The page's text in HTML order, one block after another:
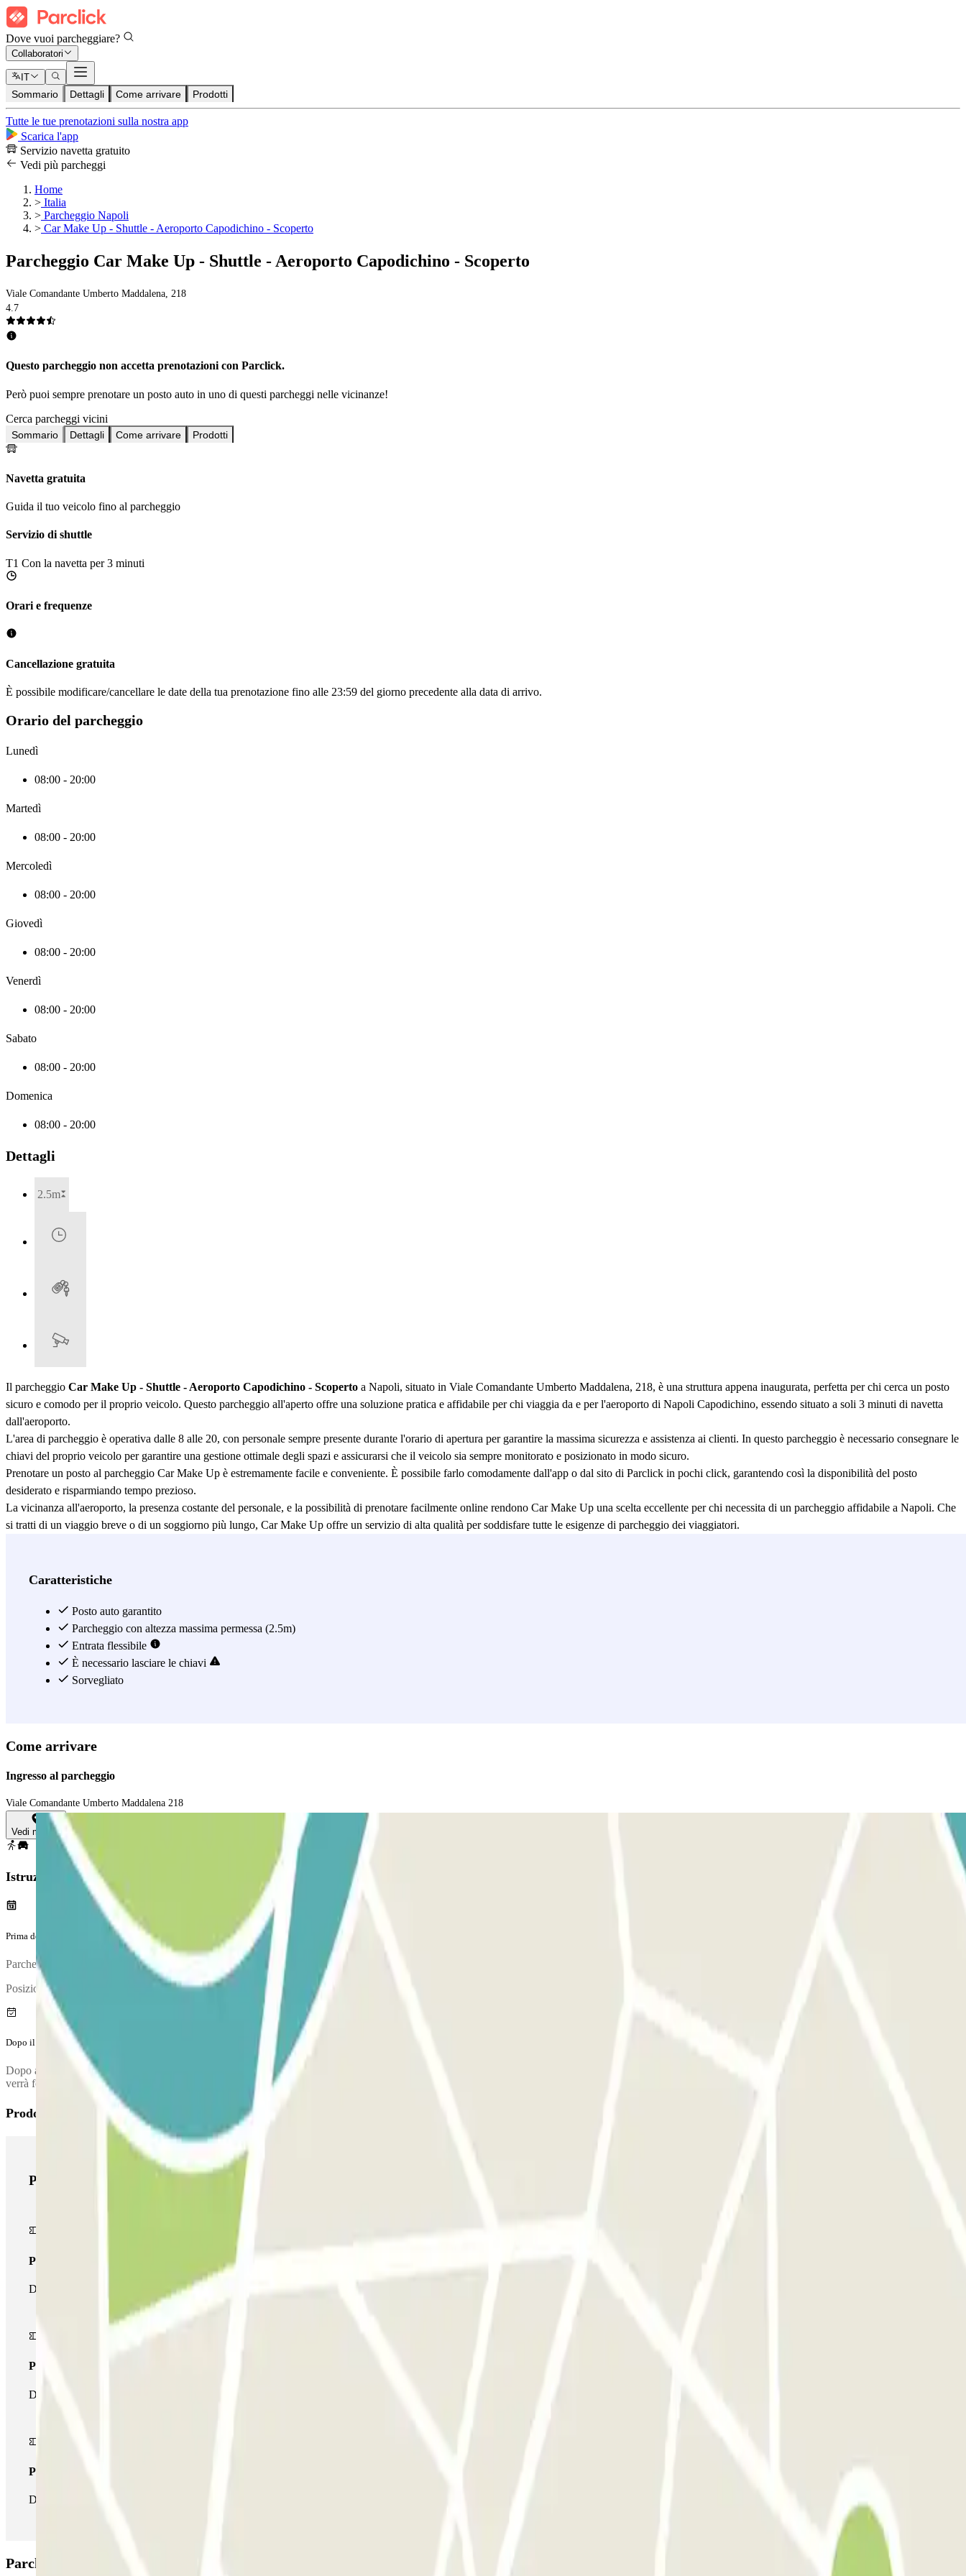
Dove vuoi parcheggiare?
Collaboratori
IT
Sommario Dettagli Come arrivare Prodotti
Tutte le tue prenotazioni sulla nostra app
Scarica l'app
Servizio navetta gratuito
Vedi più parcheggi
Home
> Italia
> Parcheggio Napoli
> Car Make Up - Shuttle - Aeroporto Capodichino - Scoperto
Parcheggio Car Make Up - Shuttle - Aeroporto Capodichino - Scoperto
Viale Comandante Umberto Maddalena, 218
4.7
Questo parcheggio non accetta prenotazioni con Parclick.
Però puoi sempre prenotare un posto auto in uno di questi parcheggi nelle vicinanze!
Cerca parcheggi vicini
Sommario Dettagli Come arrivare Prodotti
Navetta gratuita
Guida il tuo veicolo fino al parcheggio
Servizio di shuttle
T1 Con la navetta per 3 minuti
Orari e frequenze
Cancellazione gratuita
È possibile modificare/cancellare le date della tua prenotazione fino alle 23:59 del giorno precedente alla data di arrivo.
Orario del parcheggio
Lunedì
08:00 - 20:00
Martedì
08:00 - 20:00
Mercoledì
08:00 - 20:00
Giovedì
08:00 - 20:00
Venerdì
08:00 - 20:00
Sabato
08:00 - 20:00
Domenica
08:00 - 20:00
Dettagli
2.5m
Il parcheggio Car Make Up - Shuttle - Aeroporto Capodichino - Scoperto a Napoli, situato in Viale Comandante Umberto Maddalena, 218, è una struttura appena inaugurata, perfetta per chi cerca un posto
sicuro e comodo per il proprio veicolo. Questo parcheggio all'aperto offre una soluzione pratica e affidabile per chi viaggia da e per l'aeroporto di Napoli Capodichino, essendo situato a soli 3 minuti di navetta
dall'aeroporto.
L'area di parcheggio è operativa dalle 8 alle 20, con personale sempre presente durante l'orario di apertura per garantire la massima sicurezza e assistenza ai clienti. In questo parcheggio è necessario consegnare le
chiavi del proprio veicolo per garantire una gestione ottimale degli spazi e assicurarsi che il veicolo sia sempre monitorato e posizionato in modo sicuro.
Prenotare un posto al parcheggio Car Make Up è estremamente facile e conveniente. È possibile farlo comodamente dall'app o dal sito di Parclick in pochi click, garantendo così la disponibilità del posto
desiderato e risparmiando tempo prezioso.
La vicinanza all'aeroporto, la presenza costante del personale, e la possibilità di prenotare facilmente online rendono Car Make Up una scelta eccellente per chi necessita di un parcheggio affidabile a Napoli. Che
si tratti di un viaggio breve o di un soggiorno più lungo, Car Make Up offre un servizio di alta qualità per soddisfare tutte le esigenze di parcheggio dei viaggiatori.
Caratteristiche
Posto auto garantito
Parcheggio con altezza massima permessa (2.5m)
Entrata flessibile
È necessario lasciare le chiavi
Sorvegliato
Come arrivare
Ingresso al parcheggio
Viale Comandante Umberto Maddalena 218
Vedi mappa
Istruzioni
Prima del tuo viaggio
Parcheggia il tuo veicolo e vai alla cabina di controllo per convalidare la tua prenotazione.
Posizione della cabina di controllo:
Dopo il tuo viaggio
Dopo aver ritirato i tuoi bagagli, chiama il parcheggio per richiedere il ritiro. Durante la chiamata, una persona confermerà il punto di incontro nel terminal dell'aeroporto. Il numero di telefono del parcheggio
verrà fornito una volta effettuata la prenotazione.
Prodotti di Parclick
Prodotti di Parclick
Pass unico
Durante il tuo soggiorno potrai entrare e uscire dal parcheggio una sola volta
Pass multiparking
Durante il tuo soggiorno potrai usufruire dell'intera rete di parcheggi disponibili su Parclick.
Pass illlimitato
Durante il tuo soggiorno potrai entrare e uscire dal parcheggio tutte le volte che vorrai.
Parcheggio Car Make Up - Shuttle - Aeroporto Capodichino - Scoperto: Opinioni